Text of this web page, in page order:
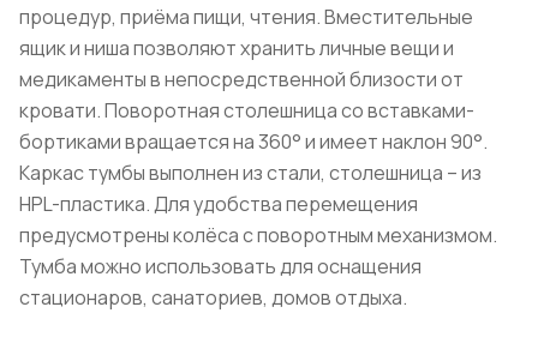
процедур, приёма пищи, чтения. Вместительные
ящик и ниша позволяют хранить личные вещи и
медикаменты в непосредственной близости от
кровати. Поворотная столешница со вставками-
бортиками вращается на 360° и имеет наклон 90°.
Каркас тумбы выполнен из стали, столешница – из
HPL-пластика. Для удобства перемещения
предусмотрены колёса с поворотным механизмом.
Тумба можно использовать для оснащения
стационаров, санаториев, домов отдыха.